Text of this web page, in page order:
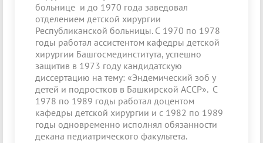
больнице и до 1970 года заведовал
отделением детской хирургии
Республиканской больницы. С 1970 по 1978
годы работал ассистентом кафедры детской
хирургии Башгосмединститута, успешно
защитив в 1973 году кандидатскую
диссертацию на тему: «Эндемический зоб у
детей и подростков в Башкирской АССР». С
1978 по 1989 годы работал доцентом
кафедры детской хирургии и с 1982 по 1989
годы одновременно исполнял обязанности
декана педиатрического факультета.